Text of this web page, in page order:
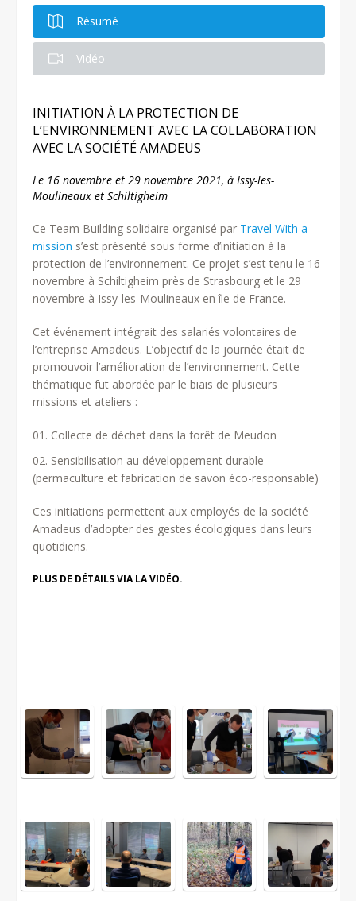
Résumé
Vidéo
INITIATION À LA PROTECTION DE
L’ENVIRONNEMENT AVEC LA COLLABORATION
AVEC LA SOCIÉTÉ AMADEUS
Le 16 novembre et 29 novembre 2021, à Issy-les-
Moulineaux et Schiltigheim
Ce Team Building solidaire organisé par Travel With a
mission s’est présenté sous forme d’initiation à la
protection de l’environnement. Ce projet s’est tenu le 16
novembre à Schiltigheim près de Strasbourg et le 29
novembre à Issy-les-Moulineaux en île de France.
Cet événement intégrait des salariés volontaires de
l’entreprise Amadeus. L’objectif de la journée était de
promouvoir l’amélioration de l’environnement. Cette
thématique fut abordée par le biais de plusieurs
missions et ateliers :
Collecte de déchet dans la forêt de Meudon
Sensibilisation au développement durable
(permaculture et fabrication de savon éco-responsable)
Ces initiations permettent aux employés de la société
Amadeus d’adopter des gestes écologiques dans leurs
quotidiens.
PLUS DE DÉTAILS VIA LA VIDÉO.